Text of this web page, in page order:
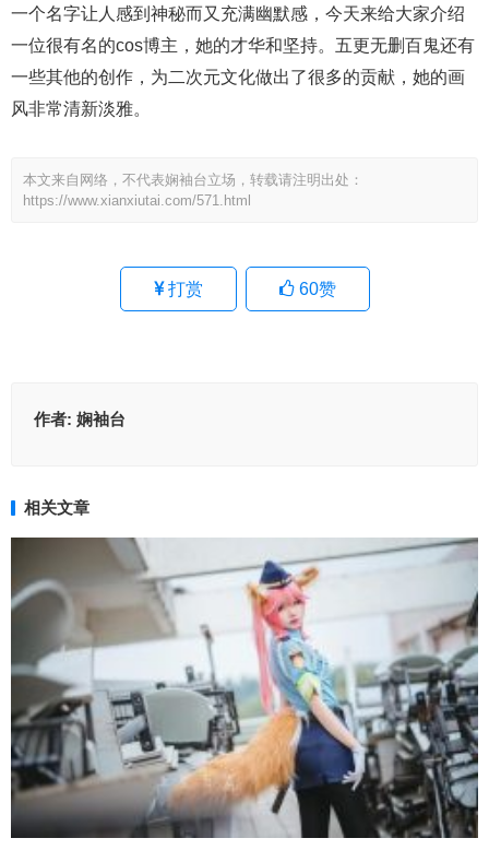
一个名字让人感到神秘而又充满幽默感，今天来给大家介绍
一位很有名的cos博主，她的才华和坚持。五更无删百鬼还有
一些其他的创作，为二次元文化做出了很多的贡献，她的画
风非常清新淡雅。
本文来自网络，不代表娴袖台立场，转载请注明出处：
https://www.xianxiutai.com/571.html
打赏 60赞
作者: 娴袖台
相关文章